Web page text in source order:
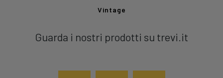
Vintage
Guarda i nostri prodotti su trevi.it